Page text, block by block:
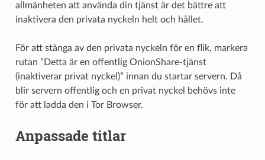
allmänheten att använda din tjänst är det bättre att
inaktivera den privata nyckeln helt och hållet.
För att stänga av den privata nyckeln för en flik, markera
rutan ”Detta är en offentlig OnionShare-tjänst
(inaktiverar privat nyckel)” innan du startar servern. Då
blir servern offentlig och en privat nyckel behövs inte
för att ladda den i Tor Browser.
Anpassade titlar